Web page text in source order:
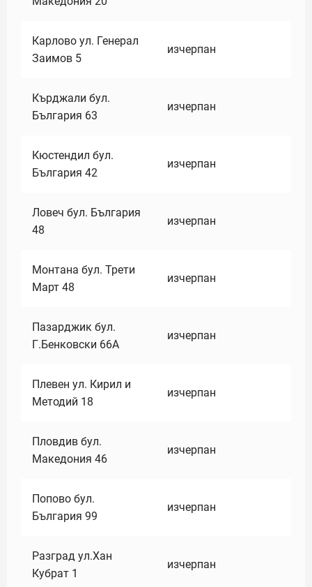
Карлово ул. Генерал
Заимов 5
изчерпан
Кърджали бул.
България 63
изчерпан
Кюстендил бул.
България 42
изчерпан
Ловеч бул. България
48
изчерпан
Монтана бул. Трети
Март 48
изчерпан
Пазарджик бул.
Г.Бенковски 66А
изчерпан
Плевен ул. Кирил и
Методий 18
изчерпан
Пловдив бул.
Македония 46
изчерпан
Попово бул.
България 99
изчерпан
Разград ул.Хан
Кубрат 1
изчерпан